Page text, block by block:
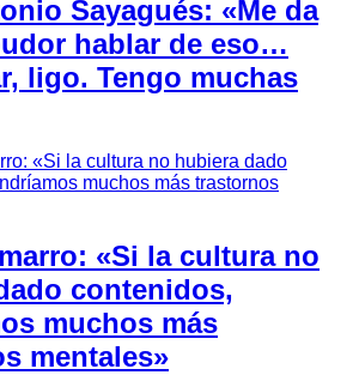
Sayagués: «Me da
hablar de eso…
ligo. Tengo muchas
«Si la cultura no
contenidos,
muchos más
mentales»